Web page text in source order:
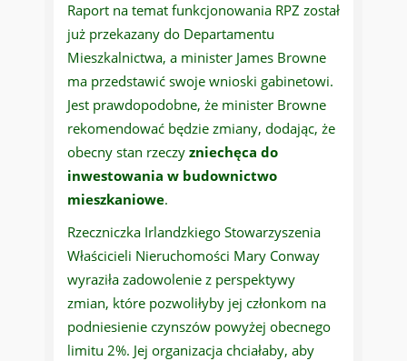
Raport na temat funkcjonowania RPZ został
już przekazany do Departamentu
Mieszkalnictwa, a minister James Browne
ma przedstawić swoje wnioski gabinetowi.
Jest prawdopodobne, że minister Browne
rekomendować będzie zmiany, dodając, że
obecny stan rzeczy zniechęca do
inwestowania w budownictwo
mieszkaniowe.
Rzeczniczka Irlandzkiego Stowarzyszenia
Właścicieli Nieruchomości Mary Conway
wyraziła zadowolenie z perspektywy
zmian, które pozwoliłyby jej członkom na
podniesienie czynszów powyżej obecnego
limitu 2%. Jej organizacja chciałaby, aby